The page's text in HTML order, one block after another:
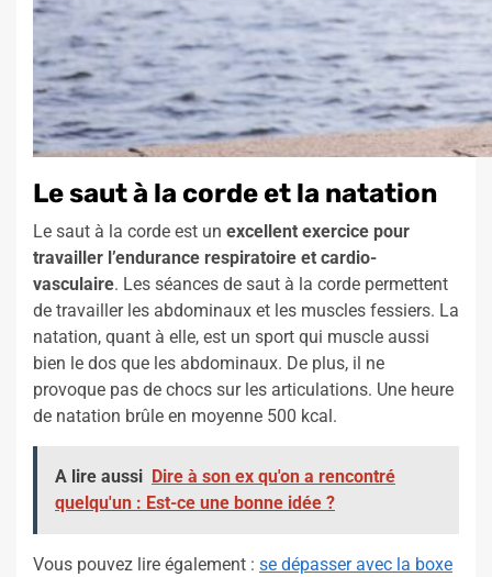
Le saut à la corde et la natation
Le saut à la corde est un excellent exercice pour
travailler l’endurance respiratoire et cardio-
vasculaire. Les séances de saut à la corde permettent
de travailler les abdominaux et les muscles fessiers. La
natation, quant à elle, est un sport qui muscle aussi
bien le dos que les abdominaux. De plus, il ne
provoque pas de chocs sur les articulations. Une heure
de natation brûle en moyenne 500 kcal.
A lire aussi Dire à son ex qu'on a rencontré
quelqu'un : Est-ce une bonne idée ?
Vous pouvez lire également : se dépasser avec la boxe